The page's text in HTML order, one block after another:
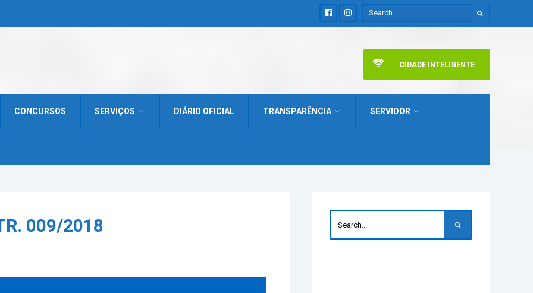
CONCURSOS SERVIÇOS DIÁRIO OFICIAL TRANSPARÊNCIA SERVIDOR
CIDADE INTELIGENTE
009/2018